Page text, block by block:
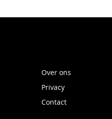
Over ons
Privacy
Contact